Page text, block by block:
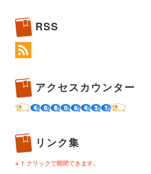
RSS
アクセスカウンター
リンク集
※ ↑ クリックで開閉できます。